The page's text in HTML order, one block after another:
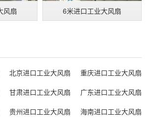
风扇 6米进口工业大风扇
北京进口工业大风扇
重庆进口工业大风扇
甘肃进口工业大风扇
广东进口工业大风扇
贵州进口工业大风扇
海南进口工业大风扇